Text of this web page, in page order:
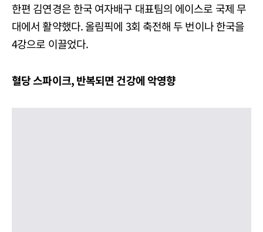
한편 김연경은 한국 여자배구 대표팀의 에이스로 국제 무
대에서 활약했다. 올림픽에 3회 축전해 두 번이나 한국을
4강으로 이끌었다.
혈당 스파이크, 반복되면 건강에 악영향